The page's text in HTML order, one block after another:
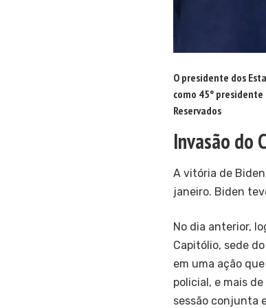
O presidente dos
como 45º presidente
Reservados
Invasão do
A vitória de Biden
janeiro. Biden
No dia anterior,
Capitólio, sede
em uma ação
policial, e mais
sessão conjunta